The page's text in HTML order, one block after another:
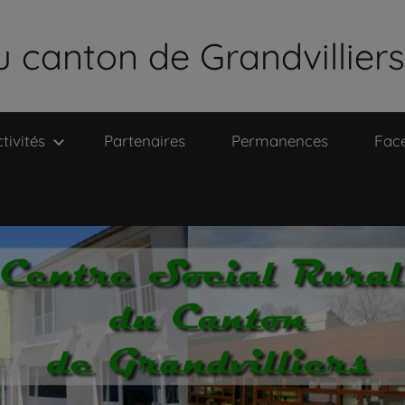
canton de Grandvilliers
Partenaires Permanences